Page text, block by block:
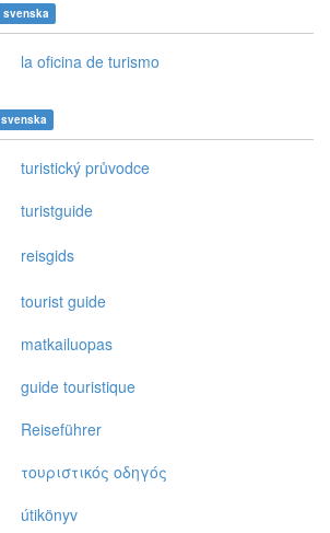
svenska
la oficina de turismo
svenska
turistický průvodce
turistguide
reisgids
tourist guide
matkailuopas
guide touristique
Reiseführer
τoυριστικός oδηγός
útikönyv